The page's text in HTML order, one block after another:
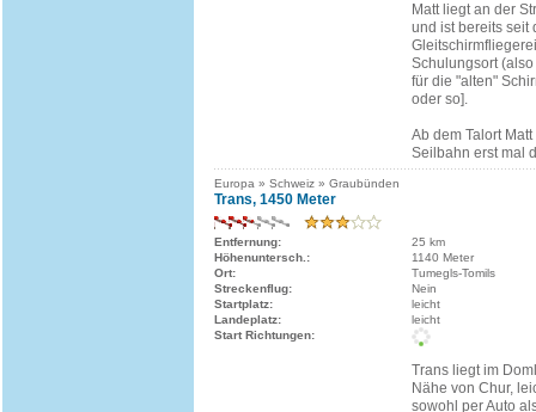
Matt liegt an der
und ist bereits seit
Schulungsort
für die "alten"
oder so].
Ab dem Talort
Seilbahn erst mal
Europa » Schweiz » Graubünden
Trans, 1450 Meter
Entfernung:
25 km
Höhenuntersch.:
1140 Meter
Ort:
Tumegls-Tomils
Streckenflug:
Nein
Startplatz:
leicht
Landeplatz:
leicht
Start Richtungen:
Trans liegt im
Nähe von Chur,
sowohl per Auto